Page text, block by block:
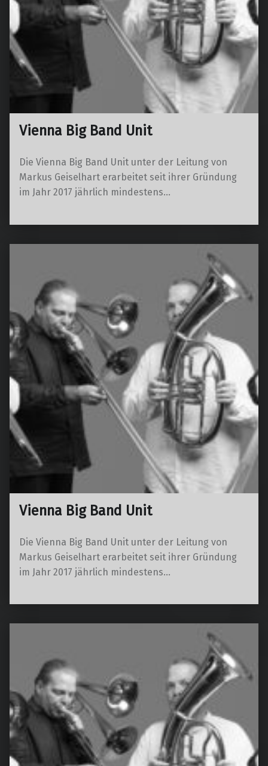
Vienna Big Band Unit
Die Vienna Big Band Unit unter der Leitung von
Markus Geiselhart erarbeitet seit ihrer Gründung
im Jahr 2017 jährlich mindestens…
Vienna Big Band Unit
Die Vienna Big Band Unit unter der Leitung von
Markus Geiselhart erarbeitet seit ihrer Gründung
im Jahr 2017 jährlich mindestens…